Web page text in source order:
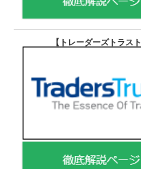
【トレーダーズトラスト